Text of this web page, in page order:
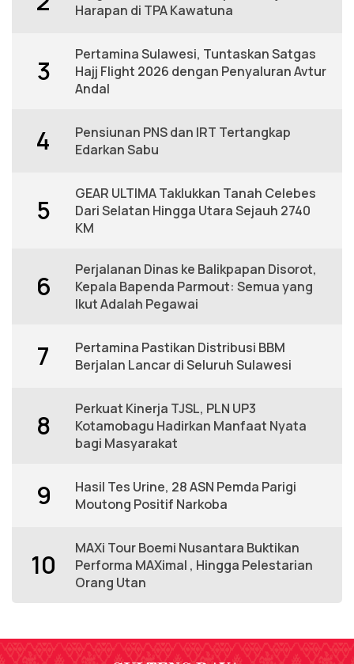
Harapan di TPA Kawatuna
3
Pertamina Sulawesi, Tuntaskan Satgas
Hajj Flight 2026 dengan Penyaluran Avtur
Andal
4
Pensiunan PNS dan IRT Tertangkap
Edarkan Sabu
5
GEAR ULTIMA Taklukkan Tanah Celebes
Dari Selatan Hingga Utara Sejauh 2740
KM
6
Perjalanan Dinas ke Balikpapan Disorot,
Kepala Bapenda Parmout: Semua yang
Ikut Adalah Pegawai
7
Pertamina Pastikan Distribusi BBM
Berjalan Lancar di Seluruh Sulawesi
8
Perkuat Kinerja TJSL, PLN UP3
Kotamobagu Hadirkan Manfaat Nyata
bagi Masyarakat
9
Hasil Tes Urine, 28 ASN Pemda Parigi
Moutong Positif Narkoba
10
MAXi Tour Boemi Nusantara Buktikan
Performa MAXimal , Hingga Pelestarian
Orang Utan